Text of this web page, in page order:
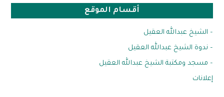
أقسام الموقع
– الشيخ عبدالله العقيل
– ندوة الشيخ عبدالله العقيل
– مسجد ومكتبة الشيخ عبدالله العقيل
إعلانات